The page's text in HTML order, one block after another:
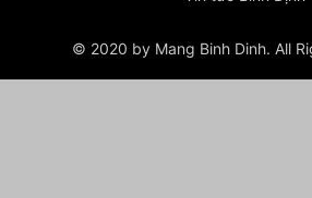
© 2020 by Mang Binh Dinh. All